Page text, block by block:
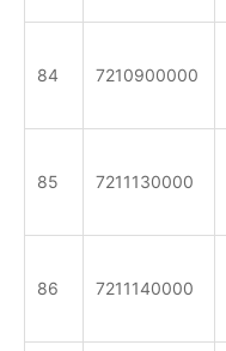
84 7210900000
85 7211130000
86 7211140000